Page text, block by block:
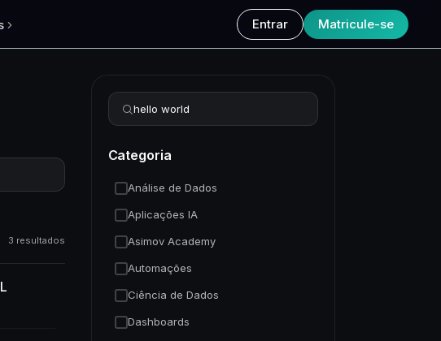
Entrar Matricule-se
3 resultados
Refinar busca
Categoria
Análise de Dados
Aplicações IA
Asimov Academy
Automações
Ciência de Dados
Dashboards